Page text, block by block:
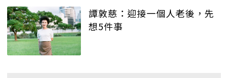
譚敦慈：迎接一個人老後，先
想5件事